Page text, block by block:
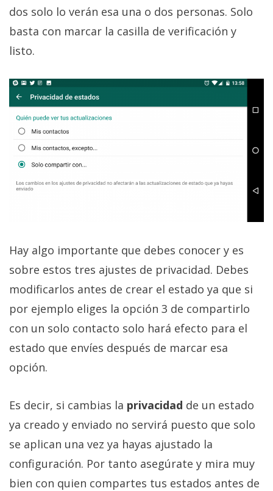
dos solo lo verán esa una o dos personas. Solo
basta con marcar la casilla de verificación y
listo.
Hay algo importante que debes conocer y es
sobre estos tres ajustes de privacidad. Debes
modificarlos antes de crear el estado ya que si
por ejemplo eliges la opción 3 de compartirlo
con un solo contacto solo hará efecto para el
estado que envíes después de marcar esa
opción.
Es decir, si cambias la privacidad de un estado
ya creado y enviado no servirá puesto que solo
se aplican una vez ya hayas ajustado la
configuración. Por tanto asegúrate y mira muy
bien con quien compartes tus estados antes de